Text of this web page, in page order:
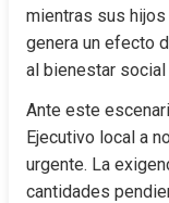
mientras sus
genera un efecto
al bienestar social
Ante este
Ejecutivo local a
urgente. La
cantidades